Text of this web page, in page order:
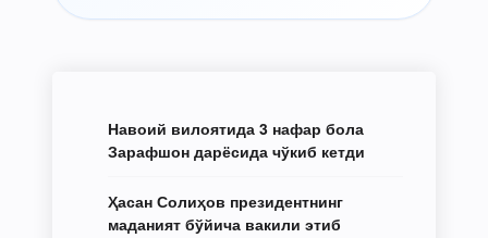
Навоий вилоятида 3 нафар бола
Зарафшон дарёсида чўкиб кетди
Ҳасан Солиҳов президентнинг
маданият бўйича вакили этиб